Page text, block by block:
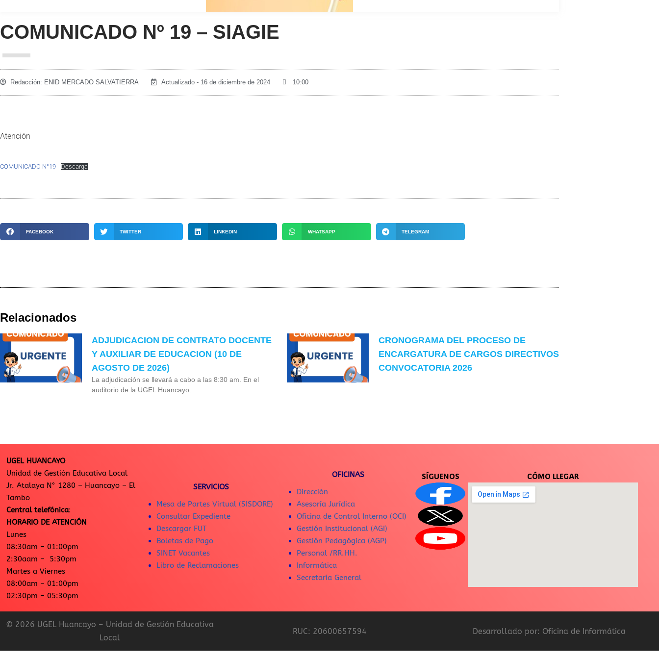
COMUNICADO Nº 19 – SIAGIE
Redacción: ENID MERCADO SALVATIERRA Actualizado - 16 de diciembre de 2024 10:00
Atención
COMUNICADO N°19 Descarga
FACEBOOK TWITTER LINKEDIN WHATSAPP TELEGRAM
Relacionados
ADJUDICACION DE CONTRATO DOCENTE
Y AUXILIAR DE EDUCACION (10 DE
AGOSTO DE 2026)
La adjudicación se llevará a cabo a las 8:30 am. En el
auditorio de la UGEL Huancayo.
CRONOGRAMA DEL PROCESO DE
ENCARGATURA DE CARGOS DIRECTIVOS
CONVOCATORIA 2026
UGEL HUANCAYO
Unidad de Gestión Educativa Local
Jr. Atalaya N° 1280 – Huancayo – El
Tambo
Central telefónica:
HORARIO DE ATENCIÓN
Lunes
08:30am – 01:00pm
2:30aam – 5:30pm
Martes a Viernes
08:00am – 01:00pm
02:30pm – 05:30pm
SERVICIOS
Mesa de Partes Virtual (SISDORE)
Consultar Expediente
Descargar FUT
Boletas de Pago
SINET Vacantes
Libro de Reclamaciones
OFICINAS
Dirección
Asesoría Jurídica
Oficina de Control Interno (OCI)
Gestión Institucional (AGI)
Gestión Pedagógica (AGP)
Personal /RR.HH.
Informática
Secretaría General
SÍGUENOS CÓMO LLEGAR
© 2026 UGEL Huancayo – Unidad de Gestión Educativa
Local
RUC: 20600657594 Desarrollado por: Oficina de Informática